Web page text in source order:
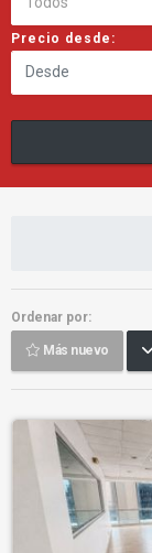
Precio desde:
Ordenar por:
Más nuevo